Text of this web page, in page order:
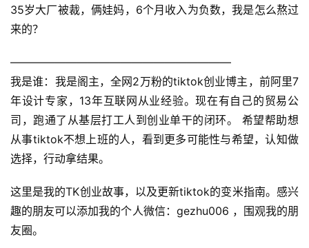
经
程
软
件
应
服
务
登录 注册
35岁大厂被裁，俩娃妈，6个月收入为负数，我是怎么熬过
来的？
————————————————————
我是谁：我是阁主，全网2万粉的tiktok创业博主，前阿里7
年设计专家，13年互联网从业经验。现在有自己的贸易公
司，跑通了从基层打工人到创业单干的闭环。 希望帮助想
从事tiktok不想上班的人，看到更多可能性与希望，认知做
选择，行动拿结果。
这里是我的TK创业故事，以及更新tiktok的变米指南。感兴
趣的朋友可以添加我的个人微信：gezhu006 ，围观我的朋
友圈。